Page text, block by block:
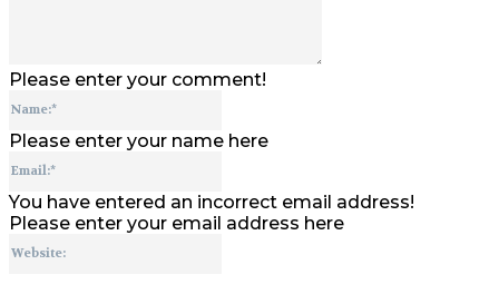
Please enter your comment!
Please enter your name here
You have entered an incorrect email address!
Please enter your email address here